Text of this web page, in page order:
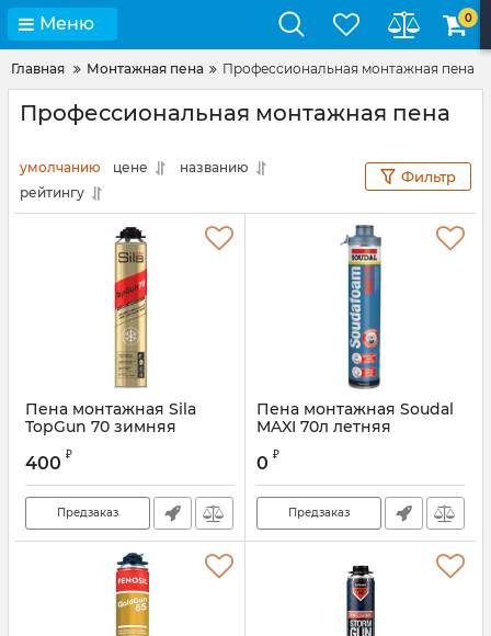
Меню 0
Главная Монтажная пена Профессиональная монтажная пена
Профессиональная монтажная пена
умолчанию цене
названию
рейтингу
Фильтр
Пена монтажная Sila
TopGun 70 зимняя
Артикул:
400 ₽
Предзаказ
Пена монтажная Soudal
MAXI 70л летняя
0 ₽
Предзаказ